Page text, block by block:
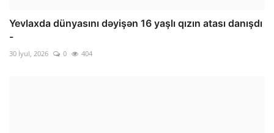
Yevlaxda dünyasını dəyişən 16 yaşlı qızın atası danışdı
-
30 İyul, 2026 0 404